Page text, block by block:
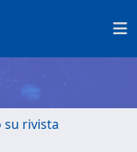
su rivista